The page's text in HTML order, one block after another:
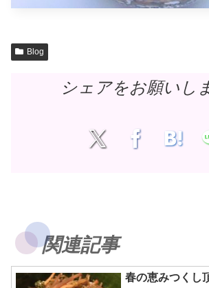
Blog
シェアをお願いし
関連記事
春の恵みつくし